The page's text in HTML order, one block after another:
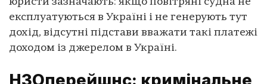
експлуатуються в Україні і не генерують тут
дохід, відсутні підстави вважати такі платежі
доходом із джерелом в Україні.
Н3Оперейшнс: кримінальне